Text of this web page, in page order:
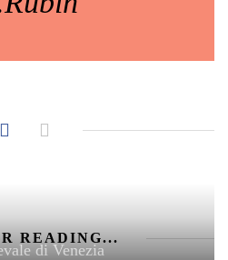
READING...
di Venezia